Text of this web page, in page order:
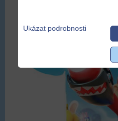
Ukázat podrobnosti